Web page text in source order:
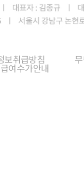
보취급방침
여수가안내